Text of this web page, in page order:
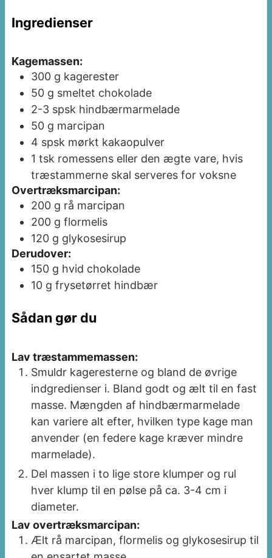
Ingredienser
Kagemassen:
300 g kagerester
50 g smeltet chokolade
2-3 spsk hindbærmarmelade
50 g marcipan
4 spsk mørkt kakaopulver
1 tsk romessens eller den ægte vare, hvis
træstammerne skal serveres for voksne
Overtræksmarcipan:
200 g rå marcipan
200 g flormelis
120 g glykosesirup
Derudover:
150 g hvid chokolade
10 g frysetørret hindbær
Sådan gør du
Lav træstammemassen:
Smuldr kageresterne og bland de øvrige
indgredienser i. Bland godt og ælt til en fast
masse. Mængden af hindbærmarmelade
kan variere alt efter, hvilken type kage man
anvender (en federe kage kræver mindre
marmelade).
Del massen i to lige store klumper og rul
hver klump til en pølse på ca. 3-4 cm i
diameter.
Lav overtræksmarcipan:
Ælt rå marcipan, flormelis og glykosesirup til